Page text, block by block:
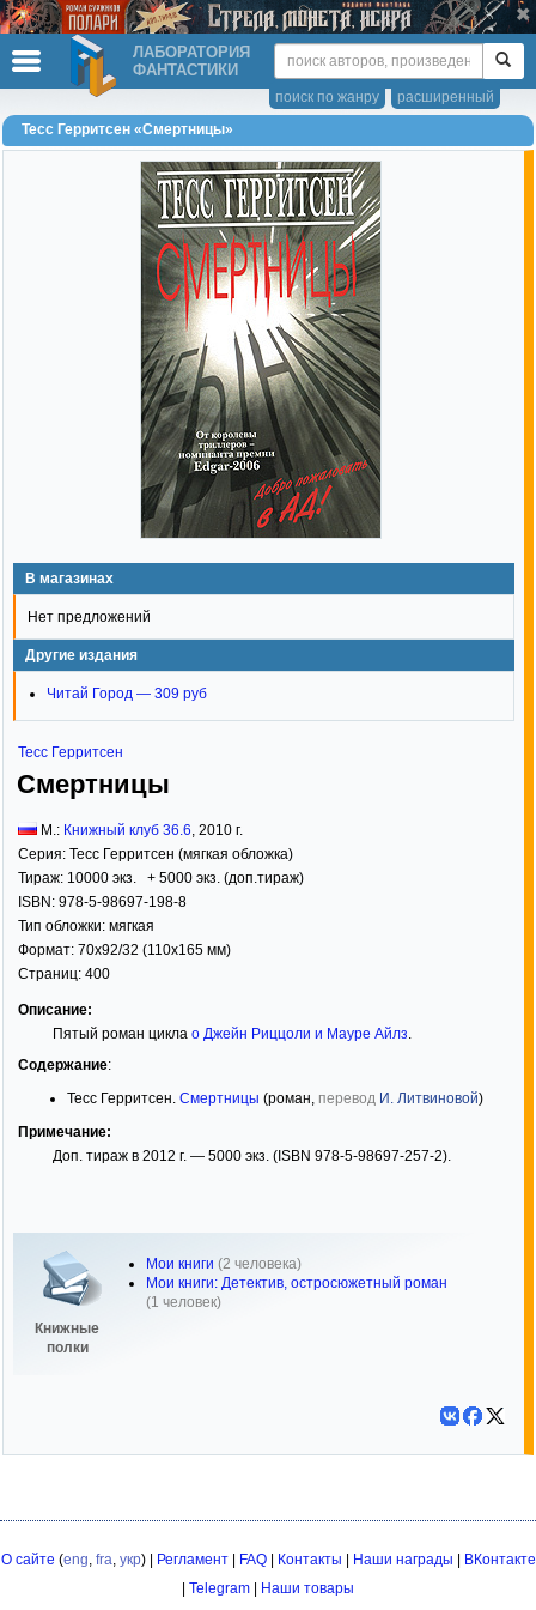
ЛАБОРАТОРИЯ
ФАНТАСТИКИ
расширенный
поиск по жанру
Тесс Герритсен «Смертницы»
В магазинах
Нет предложений
Другие издания
Читай Город — 309 руб
Тесс Герритсен
Смертницы
М.: Книжный клуб 36.6 2010 г.
Серия: Тесс Герритсен (мягкая обложка)
Тираж: 10000 экз. + 5000 экз. (доп.тираж)
ISBN: 978-5-98697-198-8
Тип обложки: мягкая
Формат: 70x92/32 (110x165 мм)
Страниц: 400
Описание:
Пятый роман цикла о Джейн Риццоли и Мауре Айлз
Содержание:
Тесс Герритсен. Смертницы (роман, перевод И. Литвиновой)
Примечание:
Доп. тираж в 2012 г. — 5000 экз. (ISBN 978-5-98697-257-2).
Книжные
полки
Мои книги (2 человека)
Мои книги: Детектив, остросюжетный роман
(1 человек)
О сайте (eng, fra, укр) | Регламент| FAQ| Контакты Наши награды
ВКонтакте
Telegram Наши товары